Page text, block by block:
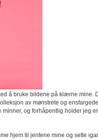
å bruke bildene på klærne mine.
av mønstrete og
og forhåpentlig holder jeg
hjem til jentene mine og sette